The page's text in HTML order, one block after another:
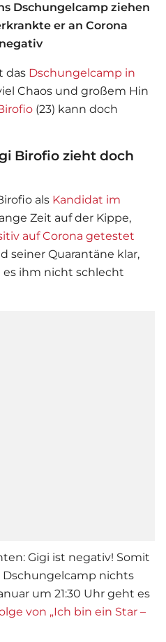
Dschungelcamp ziehen
er an Corona
das Dschungelcamp in
Chaos und großem Hin
(23) kann doch
Birofio zieht doch
als Kandidat im
Zeit auf der Kippe,
auf Corona getestet
seiner Quarantäne klar,
es ihm nicht schlecht
Gigi ist negativ! Somit
Dschungelcamp nichts
um 21:30 Uhr geht es
von „Ich bin ein Star –